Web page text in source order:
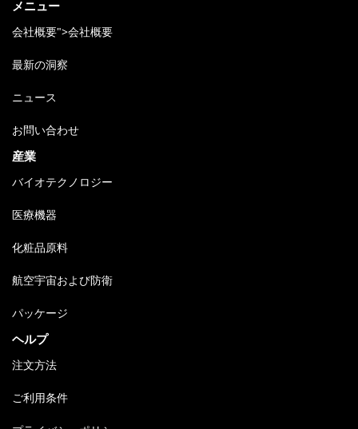
メニュー
会社概要">会社概要
最新の洞察
ニュース
お問い合わせ
産業
バイオテクノロジー
医療機器
化粧品原料
航空宇宙および防衛
パッケージ
ヘルプ
注文方法
ご利用条件